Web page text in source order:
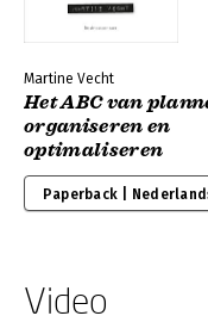
Martine Vecht
Het ABC van
organiseren en
optimaliseren
Paperback |
Video